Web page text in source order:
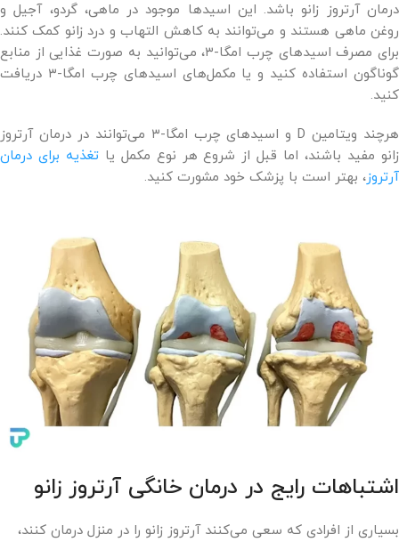
درمان آرتروز زانو باشد. این اسیدها موجود در ماهی، گردو، آجیل و
روغن ماهی هستند و می‌توانند به کاهش التهاب و درد زانو کمک کنند.
برای مصرف اسیدهای چرب امگا-۳، می‌توانید به صورت غذایی از منابع
گوناگون استفاده کنید و یا مکمل‌های اسیدهای چرب امگا-۳ دریافت
کنید.
هرچند ویتامین D و اسیدهای چرب امگا-۳ می‌توانند در درمان آرتروز
زانو مفید باشند، اما قبل از شروع هر نوع مکمل یاتغذیه برای درمان
آرتروز، بهتر است با پزشک خود مشورت کنید.
اشتباهات رایج در درمان خانگی آرتروز زانو
بسیاری از افرادی که سعی می‌کنند آرتروز زانو را در منزل درمان کنند،